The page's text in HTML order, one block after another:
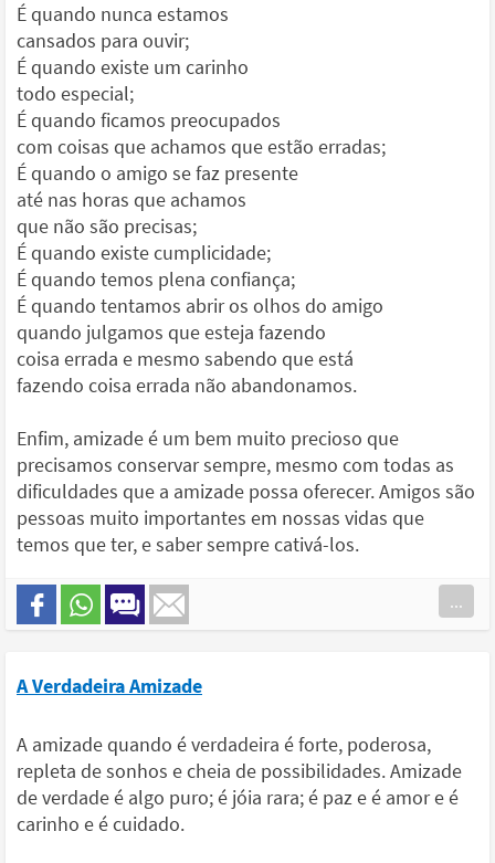
É quando nunca estamos
cansados para ouvir;
É quando existe um carinho
todo especial;
É quando ficamos preocupados
com coisas que achamos que estão erradas;
É quando o amigo se faz presente
até nas horas que achamos
que não são precisas;
É quando existe cumplicidade;
É quando temos plena confiança;
É quando tentamos abrir os olhos do amigo
quando julgamos que esteja fazendo
coisa errada e mesmo sabendo que está
fazendo coisa errada não abandonamos.
Enfim, amizade é um bem muito precioso que
precisamos conservar sempre, mesmo com todas as
dificuldades que a amizade possa oferecer. Amigos são
pessoas muito importantes em nossas vidas que
temos que ter, e saber sempre cativá-los.
...
A Verdadeira Amizade
A amizade quando é verdadeira é forte, poderosa,
repleta de sonhos e cheia de possibilidades. Amizade
de verdade é algo puro; é jóia rara; é paz e é amor e é
carinho e é cuidado.